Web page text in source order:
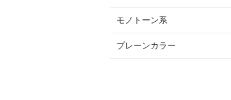
モノトーン系
プレーンカラー